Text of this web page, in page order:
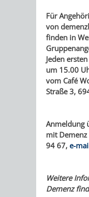
VERMIETE
DOCH
DEINE
Für
von
finden in
Jeden
um 15.00
vom Café
Straße 3,
Anmeldung
mit
94 67, e-
Weitere
Demenz